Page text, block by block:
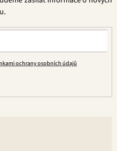
ochrany osobních údajů